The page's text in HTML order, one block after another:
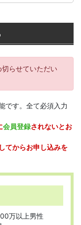
らせていただい
です。全て必須入力
会員登録されないとお
てからお申し込みを
万以上男性